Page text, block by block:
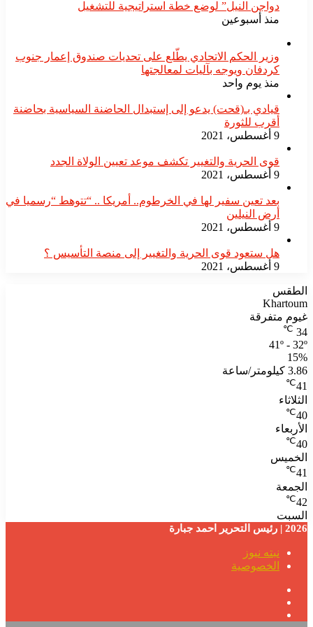
دواجن النيل” لوضع خطة استراتيجية للتشغيل
منذ أسبوعين
​وزير الحكم الاتحادي يطّلع على تحديات صندوق إعمار جنوب
كردفان ويوجه بآليات لمعالجتها
منذ يوم واحد
قيادي بـ(قحت) يدعو إلى إستبدال الحاضنة السياسية بحاضنة
أقرب للثورة
9 أغسطس، 2021
قوى الحرية والتغيير تكشف موعد تعيين الولاة الجدد
9 أغسطس، 2021
بعد تعين سفير لها في الخرطوم.. أمريكا .. “تتوهط “رسميا في
أرض النيلين
9 أغسطس، 2021
هل ستعود قوى الحرية والتغيير إلى منصة التأسيس ؟
9 أغسطس، 2021
الطقس
Khartoum
غيوم متفرقة
34
℃
41º - 32º
15%
3.86 كيلومتر/ساعة
41
℃
الثلاثاء
40
℃
الأربعاء
40
℃
الخميس
41
℃
الجمعة
42
℃
السبت
2026 | رئيس التحرير احمد جبارة
نبته نيوز
الخصوصية